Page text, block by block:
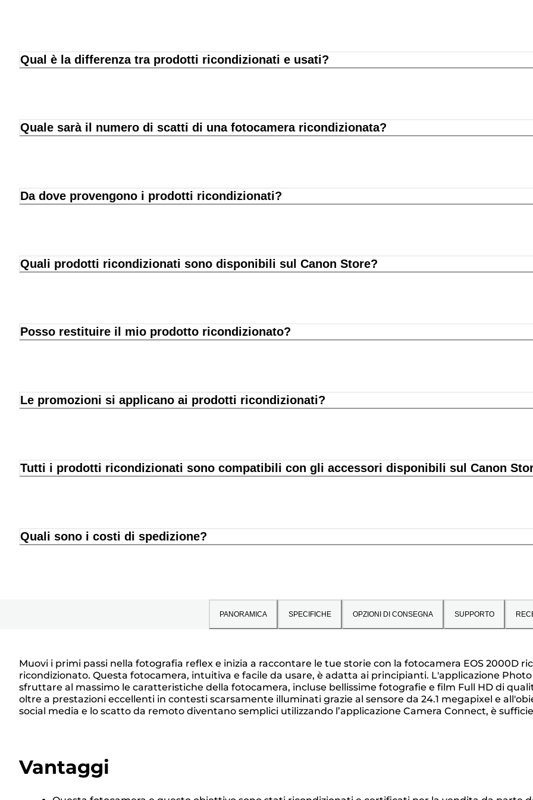
Qual è la differenza tra prodotti ricondizionati e usati?
Quale sarà il numero di scatti di una fotocamera ricondizionata?
Da dove provengono i prodotti ricondizionati?
Quali prodotti ricondizionati sono disponibili sul Canon Store?
Posso restituire il mio prodotto ricondizionato?
Le promozioni si applicano ai prodotti ricondizionati?
Tutti i prodotti ricondizionati sono compatibili con gli accessori disponibili sul Canon
Quali sono i costi di spedizione?
PANORAMICA SPECIFICHE OPZIONI DI CONSEGNA SUPPORTO
Muovi i primi passi nella fotografia reflex e inizia a raccontare le tue storie con la fotocamera EOS 2000D
ricondizionato. Questa fotocamera, intuitiva e facile da usare, è adatta ai principianti. L'applicazione
sfruttare al massimo le caratteristiche della fotocamera, incluse bellissime fotografie e film Full HD di
oltre a prestazioni eccellenti in contesti scarsamente illuminati grazie al sensore da 24.1 megapixel e
social media e lo scatto da remoto diventano semplici utilizzando l’applicazione Camera Connect, è
Vantaggi